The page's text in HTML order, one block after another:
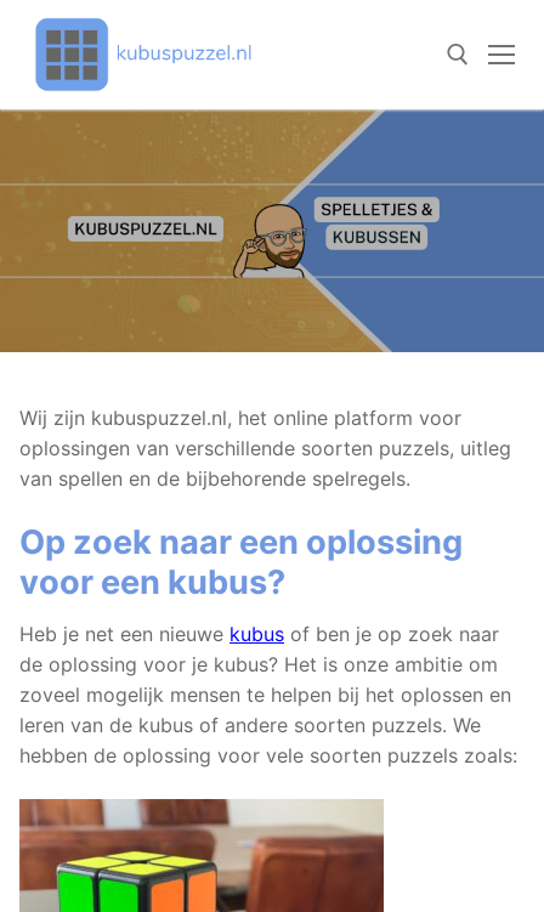
Doorgaan
inhoud
Wij zijn kubuspuzzel.nl, het online platform voor
oplossingen van verschillende soorten puzzels, uitleg
van spellen en de bijbehorende spelregels.
Op zoek naar een oplossing
voor een kubus?
Heb je net een nieuwe kubus of ben je op zoek naar
de oplossing voor je kubus? Het is onze ambitie om
zoveel mogelijk mensen te helpen bij het oplossen en
leren van de kubus of andere soorten puzzels. We
hebben de oplossing voor vele soorten puzzels zoals: